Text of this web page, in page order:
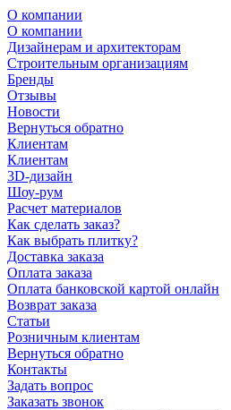
О компании
О компании
Дизайнерам и архитекторам
Строительным организациям
Бренды
Отзывы
Новости
Вернуться обратно
Клиентам
Клиентам
3D-дизайн
Шоу-рум
Расчет материалов
Как сделать заказ?
Как выбрать плитку?
Доставка заказа
Оплата заказа
Оплата банковской картой онлайн
Возврат заказа
Статьи
Розничным клиентам
Вернуться обратно
Контакты
Задать вопрос
Заказать звонок